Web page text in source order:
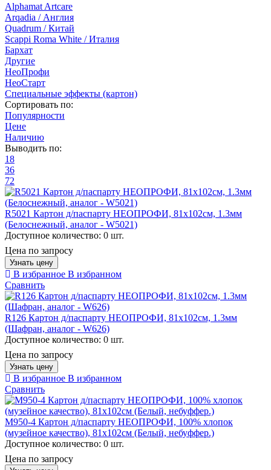
Alphamat Artcare
Arqadia / Англия
Quadrum / Китай
Scappi Roma White / Италия
Бархат
Другие
НеоПрофи
НеоСтарт
Специальные эффекты (картон)
Сортировать по:
Популярности
Цене
Наличию
Выводить по:
18
36
72
R5021 Картон д/паспарту НЕОПРОФИ, 81x102см, 1.3мм
(Белоснежный, аналог - W5021)
Доступное количество: 0 шт.
Цена по запросу
Узнать цену
В избранное В избранном
Сравнить
R126 Картон д/паспарту НЕОПРОФИ, 81x102см, 1.3мм
(Шафран, аналог - W626)
Доступное количество: 0 шт.
Цена по запросу
Узнать цену
В избранное В избранном
Сравнить
M950-4 Картон д/паспарту НЕОПРОФИ, 100% хлопок
(музейное качество), 81х102см (Белый, небуффер.)
Доступное количество: 0 шт.
Цена по запросу